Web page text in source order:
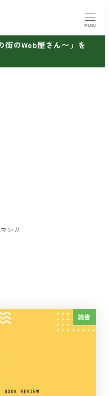
MENU
街のWeb屋さん〜」を
マンガ
読書